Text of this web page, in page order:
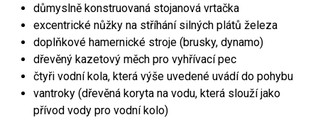
důmyslně konstruovaná stojanová vrtačka
excentrické nůžky na stříhání silných plátů železa
doplňkové hamernické stroje (brusky, dynamo)
dřevěný kazetový měch pro vyhřívací pec
čtyři vodní kola, která výše uvedené uvádí do pohybu
vantroky (dřevěná koryta na vodu, která slouží jako
přívod vody pro vodní kolo)